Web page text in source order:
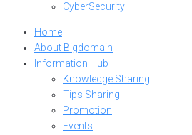
CyberSecurity
Home
About Bigdomain
Information Hub
Knowledge Sharing
Tips Sharing
Promotion
Events